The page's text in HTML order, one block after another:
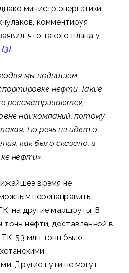
министр энергетики
комментируя
что такого плана у
[3]:
мы подпишем
нефти. Такие
рассматриваются,
нацкомпаний, потому
Но речь не идет о
как было сказано, в
нефти».
время не
перенаправить
на другие маршруты. В
тонн нефти, доставленной в
53 млн тонн было
Другие пути не могут